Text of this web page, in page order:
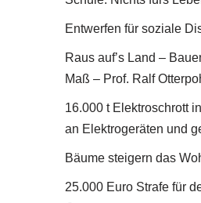
Entwerfen für soziale
Raus auf’s Land –
Maß – Prof. Ralf
16.000 t Elektroschrott
an Elektrogeräten und
Bäume steigern das
25.000 Euro Strafe für